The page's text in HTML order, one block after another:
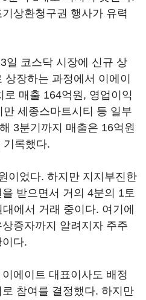
상환청구권 행사가 유력
일 코스닥 시장에 신규 상
상장하는 과정에서 이에이
로 매출 164억원, 영업이익
세종스마트시티 등 일부
3분기까지 매출은 16억원
기록했다.
이었다. 하지만 지지부진한
받으면서 거의 4분의 1토
에서 거래 중이다. 여기에
증자까지 알려지자 주주
다.
에이트 대표이사도 배정
참여를 결정했다. 하지만